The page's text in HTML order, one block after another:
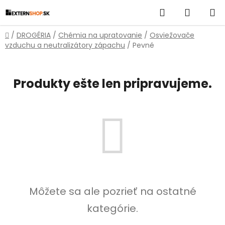
na
obsah
Hľadať
KOŠÍK
Domov
/ DROGÉRIA / Chémia na upratovanie / Osviežovače
vzduchu a neutralizátory zápachu / Pevné
Produkty ešte len pripravujeme.
Môžete sa ale pozrieť na ostatné
kategórie.